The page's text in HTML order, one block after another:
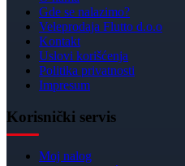
Gde se nalazimo?
Veleprodaja Flutto d.o.o
Kontakt
Uslovi korišćenja
Politika privatnosti
Impresum
Korisnički servis
Moj nalog